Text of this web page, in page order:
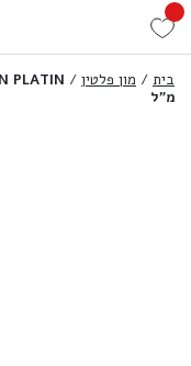
בית / מון פלטין /
מ”ל